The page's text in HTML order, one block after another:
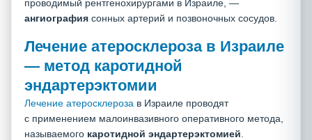
проводимый рентгенохирургами в Израиле, —
ангиография сонных артерий и позвоночных сосудов.
Лечение атеросклероза в Израиле
— метод каротидной
эндартерэктомии
Лечение атеросклероза в Израиле проводят
с применением малоинвазивного оперативного метода,
называемого каротидной эндартерэктомией